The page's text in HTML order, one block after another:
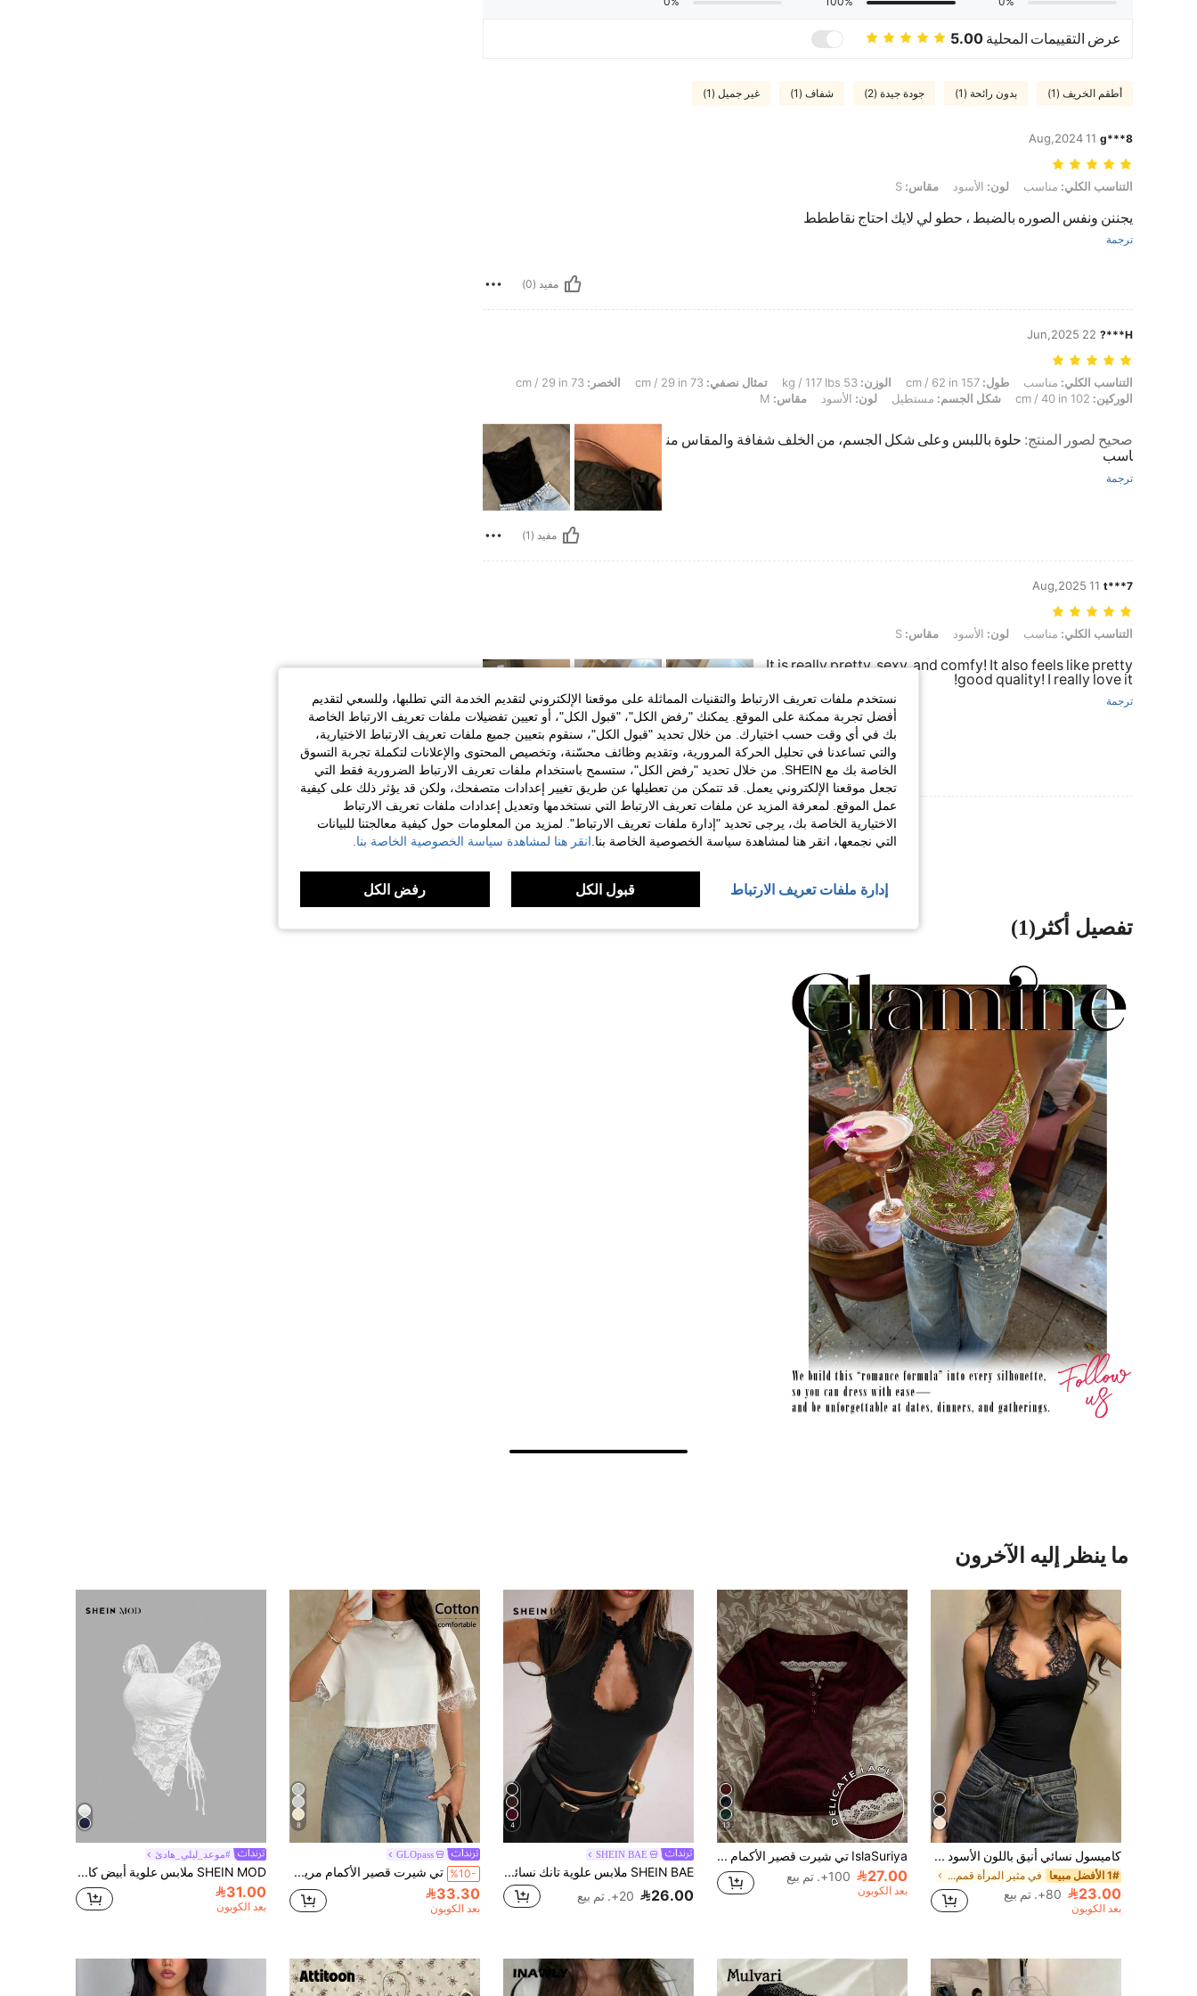
عرض التقييمات المحلية 5.00
أطقم الخريف (1) بدون رائحة (1) جودة جيدة (2) شفاف (1) غير جميل (1)
g***8
11 Aug,2024
التناسب الكلي: مناسب, لون: الأسود, مقاس: S
التناسب الكلي: مناسب لون: الأسود مقاس:
يجننن ونفس الصوره بالضبط ، حطو لي لايك احتاج نقاططط
ترجمة
مفيد (0)
H***?
22 Jun,2025
التناسب الكلي: مناسب, طول: 157 cm / 62 in, الوزن: 53 kg / 117 lbs, تمثال نصفي: 73 cm / 29 in, الخصر: 73 cm / 29 in, الوركين: 102 cm / 40 in, شكل الجسم: مستطيل, لون: الأسود, مقاس: M
التناسب الكلي: مناسب طول: الوزن: تمثال نصفي: الخصر:
الوركين:
شكل الجسم: مستطيل لون: الأسود مقاس:
صحيح لصور المنتج: حلوة باللبس وعلى شكل الجسم، من الخلف شفافة والمقاس من
اسب
ترجمة
مفيد (1)
t***7
11 Aug,2025
التناسب الكلي: مناسب, لون: الأسود, مقاس: S
التناسب الكلي: مناسب لون: الأسود مقاس:
It is really pretty, sexy, and comfy! It also feels like pretty
good quality! I really love it!
ترجمة
مفيد (2)
عرض المزيد من المراجعات
تفصيل أكثر(1)
ما ينظر إليه الآخرون
كاميسول نسائي أنيق باللون الأسود مع تفاصيل دانتيل متباينة رقيقة وحمالات رفيعة، كاجوال صيفي
1# الأفضل مبيعا في مثير المرأة قمم ، البلوزات & تي شيرت
23.00 80+. تم بيع
بعد الكوبون
13
IslaSuriya تي شيرت قصير الأكمام مزين بالدانتيل والأزرار للنساء
27.00 100+. تم بيع
بعد الكوبون
4
SHEIN BAE
SHEIN BAE ملابس علوية تانك نسائية كاجوال للعطلات في الربيع/الصيف بياقة صغيرة واقفة وأزرار ضفدع من قماش الدانتيل الأسود، مناسبة لعطلة الشاطئ، إجازة الشاطئ، عطلة كاجوال للأخوات، الارتداء اليومي، ملابس علوية دانتيل أسود شبه شفافة، ملابس كاجوال للشارع
26.00 20+. تم بيع
8
GLOpass
%10- تي شيرت قصير الأكمام مريح بتصميم رقعات دانتيل، أبيض جديد بقصة قصيرة فضفاضة تكشف الخصر، ملابس علوية كاجوال صيفية بجمالية Y2K
33.30
بعد الكوبون
#موعد_ليلي_هادئ
SHEIN MOD ملابس علوية أبيض كاجوال غير متماثل الكشكشة، للرقص، التخرج، رومانسي، صيفي، مهرجان، ريفي، عطلة شاطئية، حفلة الشاي، محتشم، حفل التخرج
31.00
بعد الكوبون
نستخدم ملفات تعريف الارتباط والتقنيات المماثلة على موقعنا الإلكتروني لتقديم الخدمة التي تطلبها، وللسعي لتقديم
أفضل تجربة ممكنة على الموقع. يمكنك "رفض الكل"، "قبول الكل"، أو تعيين تفضيلات ملفات تعريف الارتباط الخاصة
بك في أي وقت حسب اختيارك. من خلال تحديد "قبول الكل"، سنقوم بتعيين جميع ملفات تعريف الارتباط الاختيارية،
والتي تساعدنا في تحليل الحركة المرورية، وتقديم وظائف محسّنة، وتخصيص المحتوى والإعلانات لتكملة تجربة التسوق
الخاصة بك مع SHEIN. من خلال تحديد "رفض الكل"، ستسمح باستخدام ملفات تعريف الارتباط الضرورية فقط التي
تجعل موقعنا الإلكتروني يعمل. قد تتمكن من تعطيلها عن طريق تغيير إعدادات متصفحك، ولكن قد يؤثر ذلك على كيفية
عمل الموقع. لمعرفة المزيد عن ملفات تعريف الارتباط التي نستخدمها وتعديل إعدادات ملفات تعريف الارتباط
الاختيارية الخاصة بك، يرجى تحديد "إدارة ملفات تعريف الارتباط". لمزيد من المعلومات حول كيفية معالجتنا للبيانات
التي نجمعها، انقر هنا لمشاهدة سياسة الخصوصية الخاصة بنا. انقر هنا لمشاهدة سياسة الخصوصية الخاصة بنا.
إدارة ملفات تعريف الارتباط قبول الكل رفض الكل